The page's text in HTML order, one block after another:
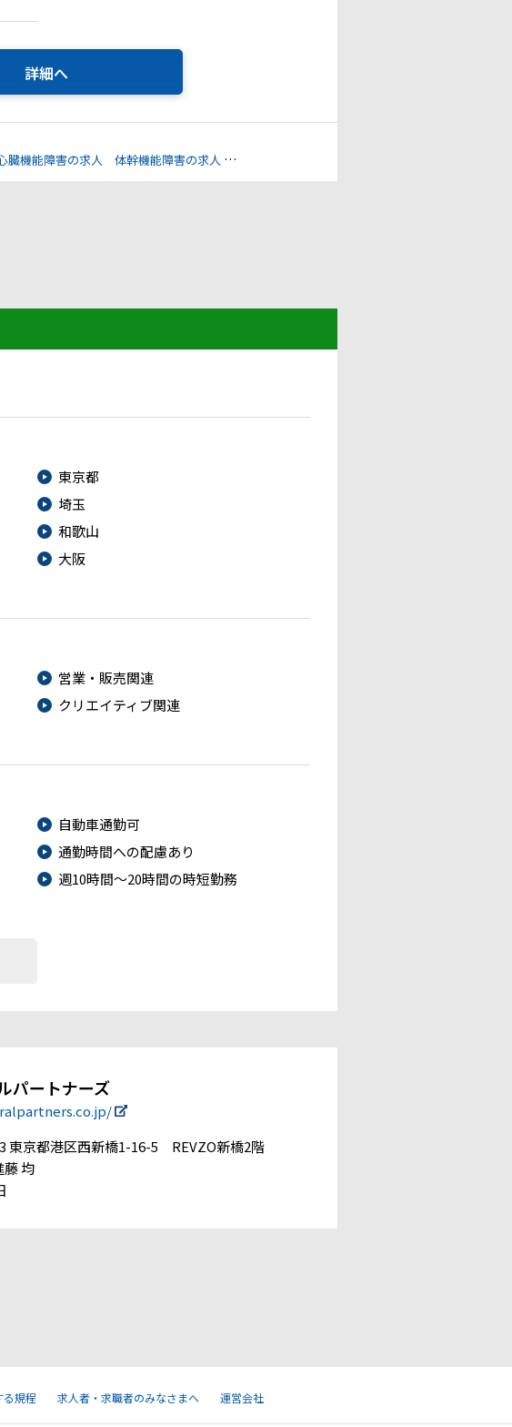
詳細へ
臓機能障害の求人 体幹機能障害の求人 聴覚障害の求人
東京都
埼玉
和歌山
大阪
営業・販売関連
クリエイティブ関連
自動車通勤可
通勤時間への配慮あり
週10時間～20時間の時短勤務
パートナーズ
東京都港区西新橋1-16-5 REVZO新橋2階
藤 均
規程 求人者・求職者のみなさまへ 運営会社